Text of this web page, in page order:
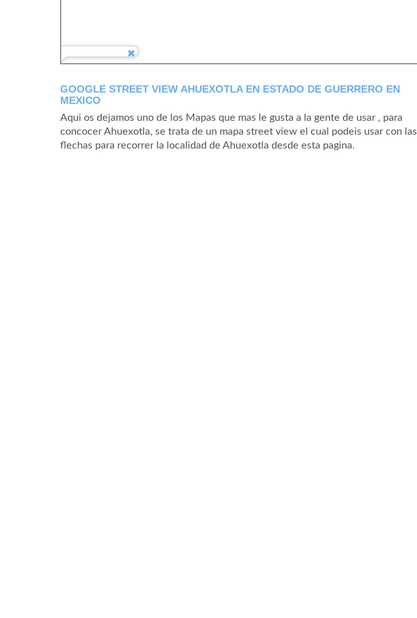
GOOGLE STREET VIEW AHUEXOTLA EN ESTADO DE GUERRERO EN
MEXICO
Aqui os dejamos uno de los Mapas que mas le gusta a la gente de usar , para
concocer Ahuexotla, se trata de un mapa street view el cual podeis usar con las
flechas para recorrer la localidad de Ahuexotla desde esta pagina.